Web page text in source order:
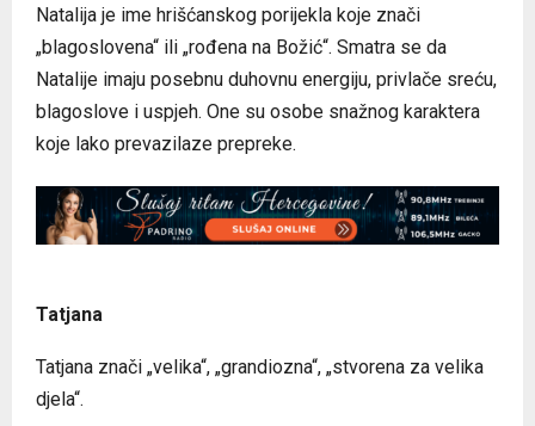
Natalija je ime hrišćanskog porijekla koje znači
„blagoslovena“ ili „rođena na Božić“. Smatra se da
Natalije imaju posebnu duhovnu energiju, privlače sreću,
blagoslove i uspjeh. One su osobe snažnog karaktera
koje lako prevazilaze prepreke.
Tatjana
Tatjana znači „velika“, „grandiozna“, „stvorena za velika
djela“.